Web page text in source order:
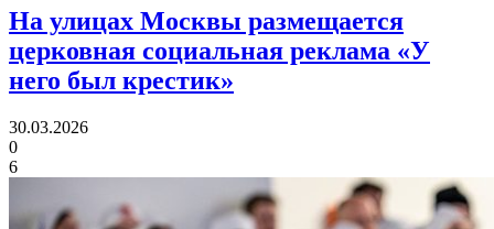
На улицах Москвы размещается
церковная социальная реклама «У
него был крестик»
30.03.2026
0
6